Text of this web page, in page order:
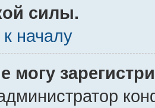
силы.
началу
могу